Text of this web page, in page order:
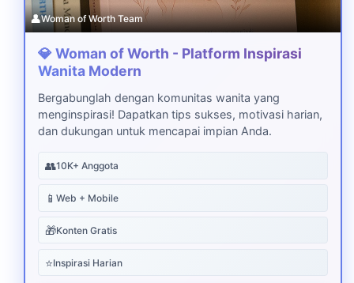
👤Woman of Worth Team
💎 Woman of Worth - Platform Inspirasi
Wanita Modern
Bergabunglah dengan komunitas wanita yang
menginspirasi! Dapatkan tips sukses, motivasi harian,
dan dukungan untuk mencapai impian Anda.
👥10K+ Anggota
📱 Web + Mobile
🎁Konten Gratis
⭐Inspirasi Harian